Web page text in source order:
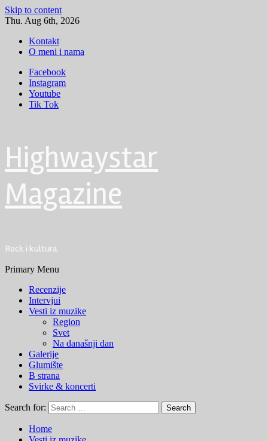
Skip to content
Thu. Aug 6th, 2026
Kontakt
O meni i nama
Facebook
Instagram
Youtube
Tik Tok
Highwaystar
Magazine
Rock i kultura
Primary Menu
Recenzije
Intervjui
Vesti iz muzike
Region
Svet
Na današnji dan
Galerije
Glumište
B strana
Svirke & koncerti
Search for:
Home